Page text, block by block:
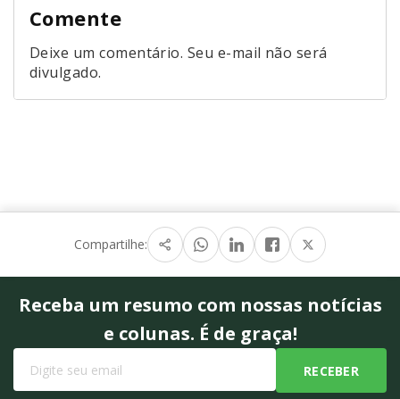
Comente
Deixe um comentário. Seu e-mail não será
divulgado.
Compartilhe:
Receba um resumo com nossas notícias
e colunas. É de graça!